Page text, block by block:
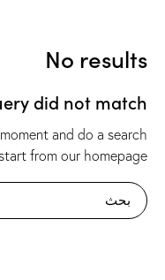
No results
did not match
and do a search
from our homepage